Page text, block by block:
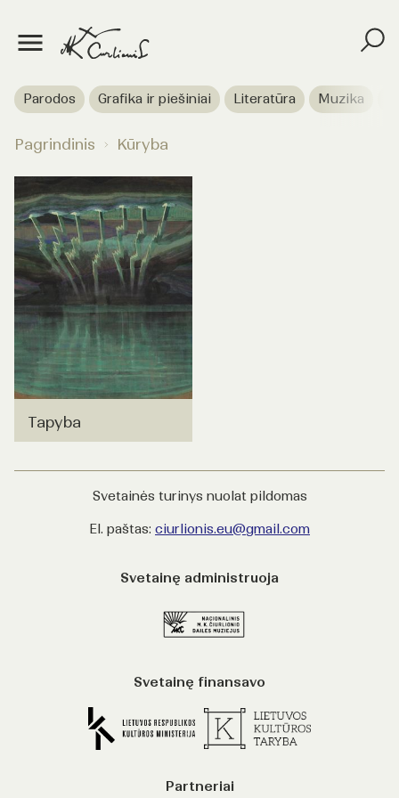
Parodos Grafika ir piešiniai Literatūra Muzika
Pagrindinis Kūryba
Tapyba
Svetainės turinys nuolat pildomas
El. paštas: ciurlionis.eu@gmail.com
Svetainę administruoja
Svetainę finansavo
Partneriai